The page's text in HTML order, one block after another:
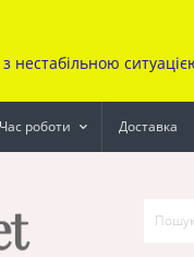
з нестабільною
Час роботи Доставка